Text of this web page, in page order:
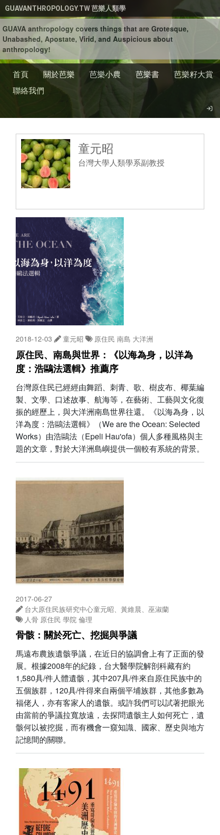
移至主內容
GUAVANTHROPOLOGY.TW 芭樂人類學
GUAVA anthropology covers things that are Grotesque,
Unabashed, Apostate, Virid, and Auspicious about
anthropology!
首頁 關於芭樂 芭樂小農 芭樂書
芭樂籽大賞
聯絡我們
童元昭
台灣大學人類學系副教授
2018-12-03 童元昭 原住民 南島 大洋洲
原住民、南島與世界：《以海為身，以洋為
度：浩鷗法選輯》推薦序
台灣原住民已經經由舞蹈、刺青、歌、樹皮布、椰葉編
製、文學、口述故事、航海等，在藝術、工藝與文化復
振的經歷上，與大洋洲南島世界往還。《以海為身，以
洋為度：浩鷗法選輯》（We are the Ocean: Selected
Works）由浩鷗法（Epeli Hau'ofa）個人多種風格與主
題的文章，對於大洋洲島嶼提供一個較有系統的背景。
2017-06-27
台大原住民族研究中心童元昭、黃維晨、巫淑蘭
人骨 原住民 學院 倫理
骨骸：關於死亡、挖掘與爭議
馬遠布農族遺骸爭議，在近日的協調會上有了正面的發
展。根據2008年的紀錄，台大醫學院解剖科藏有約
1,580具/件人體遺骸，其中207具/件來自原住民族中的
五個族群，120具/件得來自兩個平埔族群，其他多數為
福佬人，亦有客家人的遺骸。或許我們可以試著把眼光
由當前的爭議拉寬放遠，去探問遺骸主人如何死亡，遺
骸何以被挖掘，而有機會一窺知識、國家、歷史與地方
記憶間的關聯。